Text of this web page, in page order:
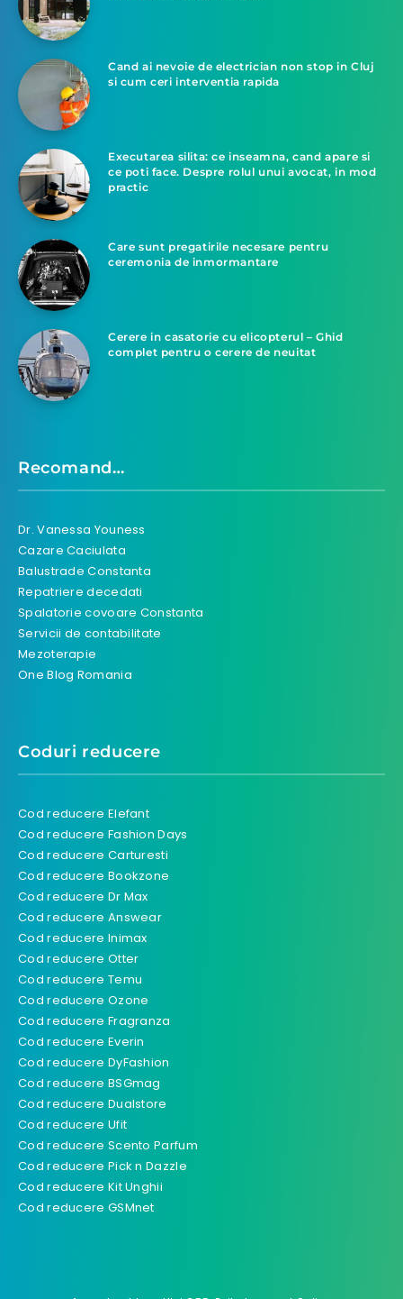
Cand ai nevoie de electrician non stop in Cluj
si cum ceri interventia rapida
Executarea silita: ce inseamna, cand apare si
ce poti face. Despre rolul unui avocat, in mod
practic
Care sunt pregatirile necesare pentru
ceremonia de inmormantare
Cerere in casatorie cu elicopterul – Ghid
complet pentru o cerere de neuitat
Recomand…
Dr. Vanessa Youness
Cazare Caciulata
Balustrade Constanta
Repatriere decedati
Spalatorie covoare Constanta
Servicii de contabilitate
Mezoterapie
One Blog Romania
Coduri reducere
Cod reducere Elefant
Cod reducere Fashion Days
Cod reducere Carturesti
Cod reducere Bookzone
Cod reducere Dr Max
Cod reducere Answear
Cod reducere Inimax
Cod reducere Otter
Cod reducere Temu
Cod reducere Ozone
Cod reducere Fragranza
Cod reducere Everin
Cod reducere DyFashion
Cod reducere BSGmag
Cod reducere Dualstore
Cod reducere Ufit
Cod reducere Scento Parfum
Cod reducere Pick n Dazzle
Cod reducere Kit Unghii
Cod reducere GSMnet